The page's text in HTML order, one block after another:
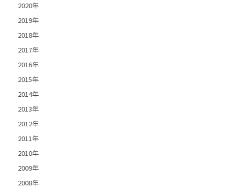
2020年
2019年
2018年
2017年
2016年
2015年
2014年
2013年
2012年
2011年
2010年
2009年
2008年